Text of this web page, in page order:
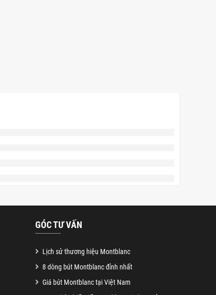
GÓC TƯ VẤN
Lịch sử thương hiệu Montblanc
8 dòng bút Montblanc đỉnh nhất
Giá bút Montblanc tại Việt Nam